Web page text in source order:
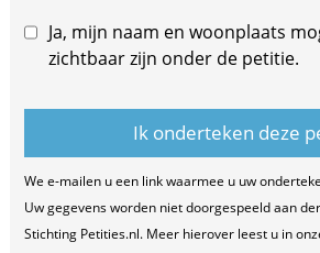
Ja, mijn naam en woonplaats
zichtbaar zijn onder de petitie.
We e-mailen u een link waarmee u uw
Uw gegevens worden niet doorgespeeld aan
Stichting Petities.nl. Meer hierover leest u in